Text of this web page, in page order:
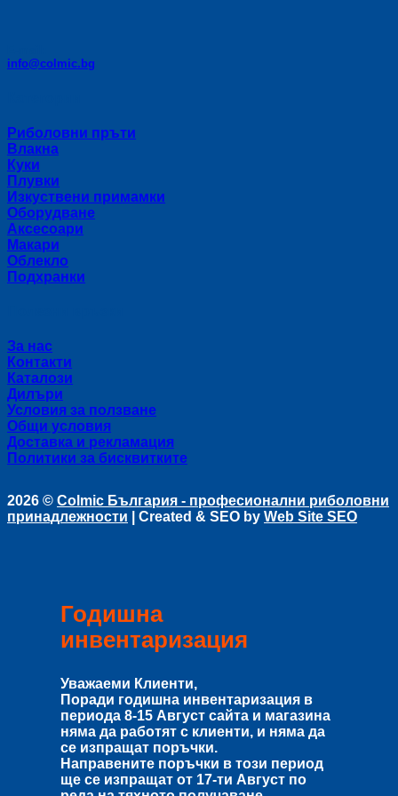
info@colmic.bg
Риболовни пръти
Влакна
Куки
Плувки
Изкуствени примамки
Оборудване
Аксесоари
Макари
Облекло
Подхранки
За нас
Контакти
Каталози
Дилъри
Условия за ползване
Общи условия
Доставка и рекламация
Политики за бисквитките
2026 © Colmic България - професионални риболовни
принадлежности | Created & SEO by Web Site SEO
Годишна
инвентаризация
Уважаеми Клиенти,
Поради годишна инвентаризация в
периода 8-15 Август сайта и магазина
няма да работят с клиенти, и няма да
се изпращат поръчки.
Направените поръчки в този период
ще се изпращат от 17-ти Август по